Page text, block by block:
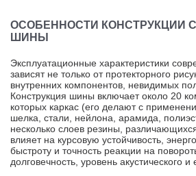
ОСОБЕННОСТИ КОНСТРУКЦИИ
ШИНЫ
Эксплуатационные характеристики
зависят не только от протекторного
внутренних компонентов, невидимых
Конструкция шины включает около 20
которых каркас (его делают с
шелка, стали, нейлона, арамида,
несколько слоев резины,
влияет на курсовую устойчивость,
быстроту и точность реакции на
долговечность, уровень акустического